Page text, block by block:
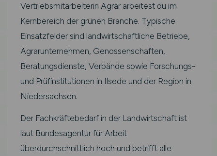
Vertriebsmitarbeiterin Agrar arbeitest du im
Kernbereich der grünen Branche. Typische
Einsatzfelder sind landwirtschaftliche Betriebe,
Agrarunternehmen, Genossenschaften,
Beratungsdienste, Verbände sowie Forschungs-
und Prüfinstitutionen in Ilsede und der Region in
Niedersachsen.
Der Fachkräftebedarf in der Landwirtschaft ist
laut Bundesagentur für Arbeit
überdurchschnittlich hoch und betrifft alle